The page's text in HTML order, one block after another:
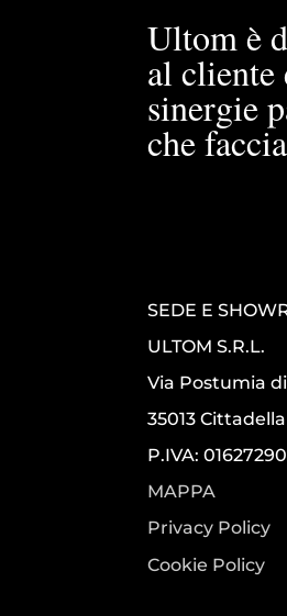
Ultom è
al
sinergie
che
SEDE E
ULTOM S.R.L.
Via Postumia
35013
P.IVA:
MAPPA
Privacy Policy
Cookie Policy